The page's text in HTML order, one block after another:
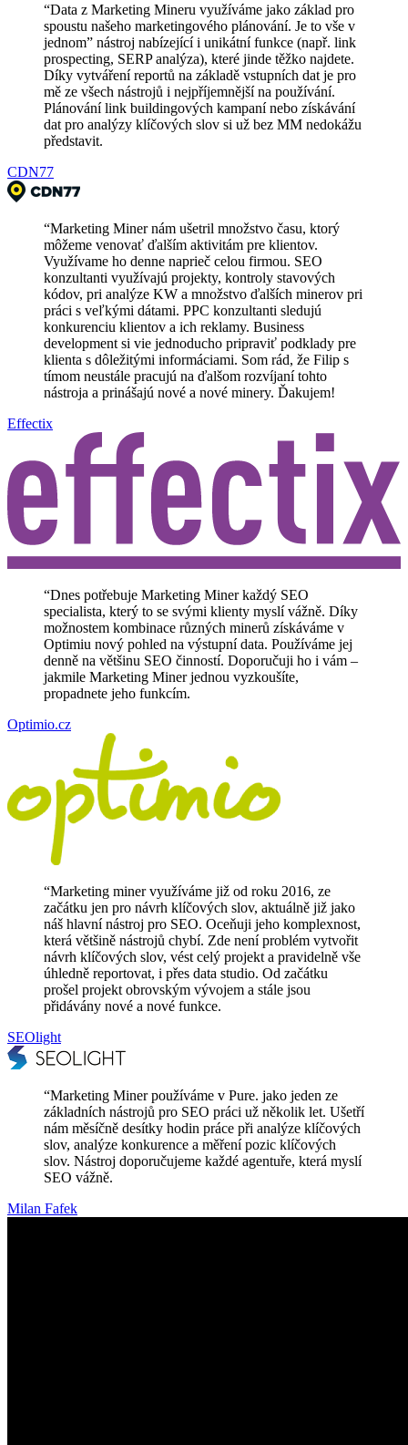
“Data z Marketing Mineru využíváme jako základ pro
spoustu našeho marketingového plánování. Je to vše v
jednom” nástroj nabízející i unikátní funkce (např. link
prospecting, SERP analýza), které jinde těžko najdete.
Díky vytváření reportů na základě vstupních dat je pro
mě ze všech nástrojů i nejpříjemnější na používání.
Plánování link buildingových kampaní nebo získávání
dat pro analýzy klíčových slov si už bez MM nedokážu
představit.
CDN77
“Marketing Miner nám ušetril množstvo času, ktorý
môžeme venovať ďalším aktivitám pre klientov.
Využívame ho denne naprieč celou firmou. SEO
konzultanti využívajú projekty, kontroly stavových
kódov, pri analýze KW a množstvo ďalších minerov pri
práci s veľkými dátami. PPC konzultanti sledujú
konkurenciu klientov a ich reklamy. Business
development si vie jednoducho pripraviť podklady pre
klienta s dôležitými informáciami. Som rád, že Filip s
tímom neustále pracujú na ďalšom rozvíjaní tohto
nástroja a prinášajú nové a nové minery. Ďakujem!
Effectix
“Dnes potřebuje Marketing Miner každý SEO
specialista, který to se svými klienty myslí vážně. Díky
možnostem kombinace různých minerů získáváme v
Optimiu nový pohled na výstupní data. Používáme jej
denně na většinu SEO činností. Doporučuji ho i vám –
jakmile Marketing Miner jednou vyzkoušíte,
propadnete jeho funkcím.
Optimio.cz
“Marketing miner využíváme již od roku 2016, ze
začátku jen pro návrh klíčových slov, aktuálně již jako
náš hlavní nástroj pro SEO. Oceňuji jeho komplexnost,
která většině nástrojů chybí. Zde není problém vytvořit
návrh klíčových slov, vést celý projekt a pravidelně vše
úhledně reportovat, i přes data studio. Od začátku
prošel projekt obrovským vývojem a stále jsou
přidávány nové a nové funkce.
SEOlight
“Marketing Miner používáme v Pure. jako jeden ze
základních nástrojů pro SEO práci už několik let. Ušetří
nám měsíčně desítky hodin práce při analýze klíčových
slov, analýze konkurence a měření pozic klíčových
slov. Nástroj doporučujeme každé agentuře, která myslí
SEO vážně.
Milan Fafek